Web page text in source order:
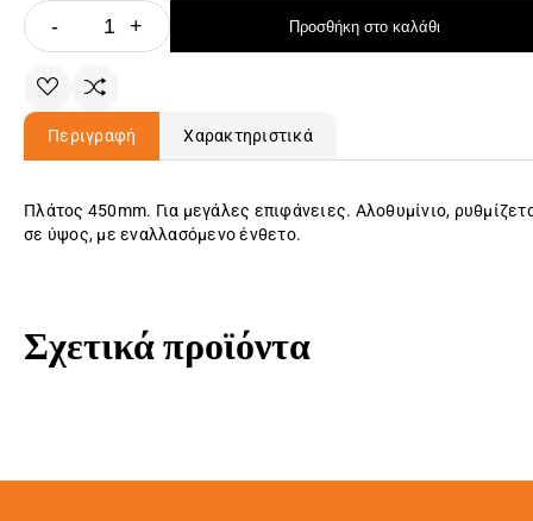
- + Προσθήκη στο καλάθι
Περιγραφή Χαρακτηριστικά
Πλάτος 450mm. Για μεγάλες επιφάνειες. Αλοθυμίνιο,
σε ύψος, με εναλλασόμενο ένθετο.
Σχετικά προϊόντα